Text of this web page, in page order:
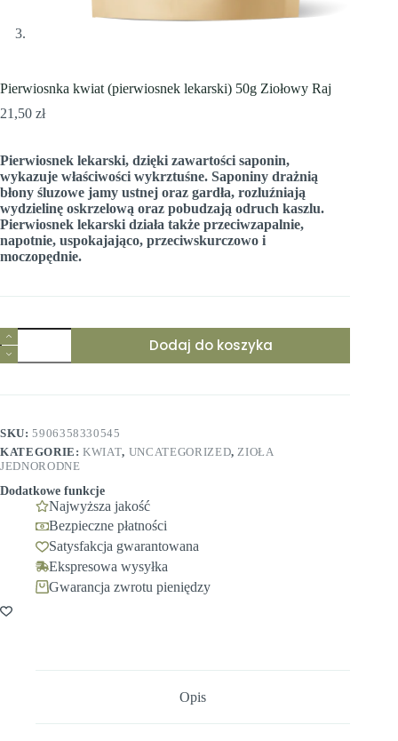
Pierwiosnka kwiat (pierwiosnek lekarski) 50g Ziołowy Raj
21,50 zł
Pierwiosnek lekarski, dzięki zawartości saponin,
wykazuje właściwości wykrztuśne. Saponiny drażnią
błony śluzowe jamy ustnej oraz gardła, rozluźniają
wydzielinę oskrzelową oraz pobudzają odruch kaszlu.
Pierwiosnek lekarski działa także przeciwzapalnie,
napotnie, uspokajająco, przeciwskurczowo i
moczopędnie.
ilość
Pierwiosnka
kwiat
lekarski)
Raj
Dodaj do koszyka
SKU:5906358330545
KATEGORIE:KWIAT, UNCATEGORIZED, ZIOŁA
JEDNORODNE
Dodatkowe funkcje
Najwyższa jakość
Bezpieczne płatności
Satysfakcja gwarantowana
Ekspresowa wysyłka
Gwarancja zwrotu pieniędzy
Opis